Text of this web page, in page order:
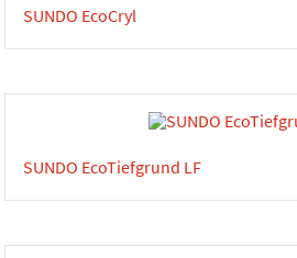
SUNDO EcoCryl
SUNDO EcoTiefgrund LF